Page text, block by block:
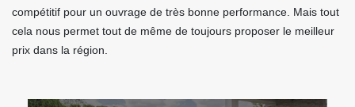
compétitif pour un ouvrage de très bonne performance. Mais tout
cela nous permet tout de même de toujours proposer le meilleur
prix dans la région.